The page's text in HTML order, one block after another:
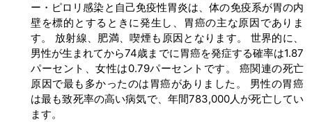
ー・ピロリ感染と自己免疫性胃炎は、体の免疫系が胃の内
壁を標的とするときに発生し、胃癌の主な原因でありま
す。 放射線、肥満、喫煙も原因となります。 世界的に、
男性が生まれてから74歳までに胃癌を発症する確率は1.87
パーセント、女性は0.79パーセントです。 癌関連の死亡
原因で最も多かったのは胃癌がありました。 男性の胃癌
は最も致死率の高い病気で、年間783,000人が死亡してい
ます。